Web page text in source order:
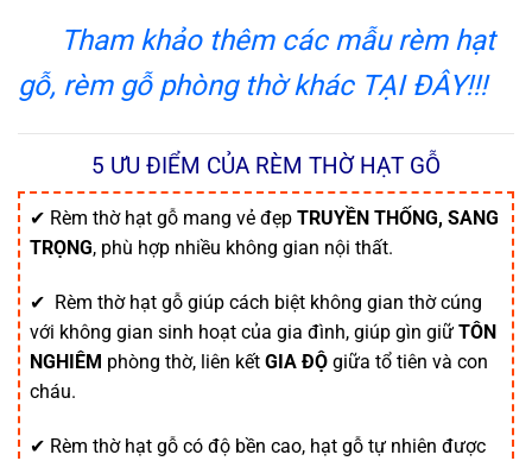
Tham khảo thêm các mẫu rèm hạt
gỗ, rèm gỗ phòng thờ khác TẠI ĐÂY!!!
5 ƯU ĐIỂM CỦA RÈM THỜ HẠT GỖ
✔ Rèm thờ hạt gỗ mang vẻ đẹp TRUYỀN THỐNG, SANG
TRỌNG, phù hợp nhiều không gian nội thất.
✔ Rèm thờ hạt gỗ giúp cách biệt không gian thờ cúng
với không gian sinh hoạt của gia đình, giúp gìn giữ TÔN
NGHIÊM phòng thờ, liên kết GIA ĐỘ giữa tổ tiên và con
cháu.
✔ Rèm thờ hạt gỗ có độ bền cao, hạt gỗ tự nhiên được